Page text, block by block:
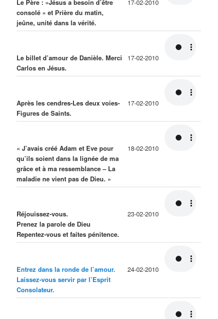
Le Père : »Jésus a besoin d’être
consolé » et Prière du matin,
jeûne, unité dans la vérité.
17-02-2010
Le billet d’amour de Danièle. Merci
Carlos en Jésus.
17-02-2010
Après les cendres-Les deux voies-
Figures de Saints.
17-02-2010
« J’avais créé Adam et Eve pour
qu’ils soient dans la lignée de ma
grâce et à ma ressemblance – La
maladie ne vient pas de Dieu. »
18-02-2010
Réjouissez-vous.
Prenez la parole de Dieu
Repentez-vous et faites pénitence.
23-02-2010
Entrez dans la ronde de l’amour.
Laissez-vous servir par l’Esprit
Consolateur.
24-02-2010